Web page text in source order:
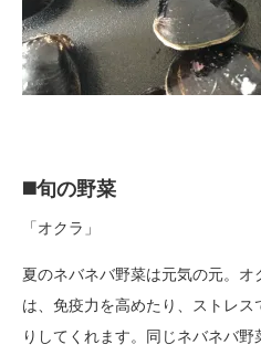
◼️旬の野菜
「オクラ」
夏のネバネバ野菜は元気の元。
は、免疫力を高めたり、ストレ
りしてくれます。同じネバネバ